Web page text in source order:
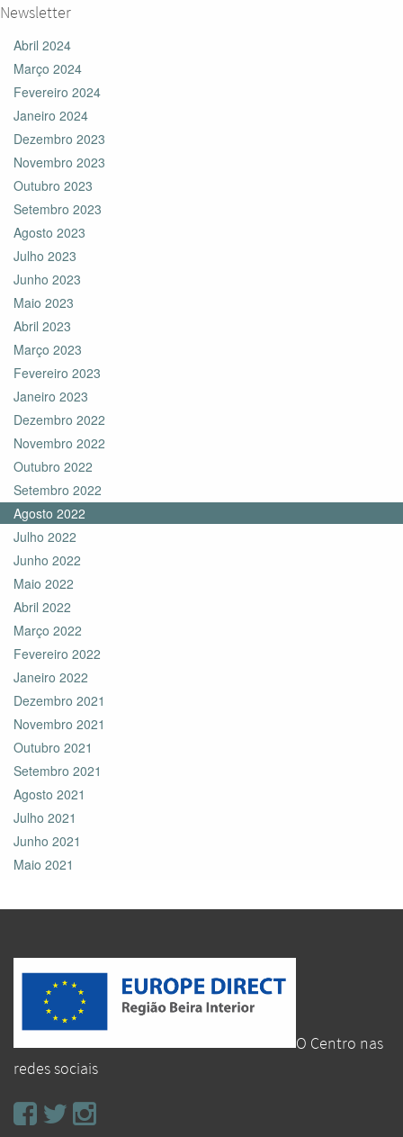
Newsletter
Abril 2024
Março 2024
Fevereiro 2024
Janeiro 2024
Dezembro 2023
Novembro 2023
Outubro 2023
Setembro 2023
Agosto 2023
Julho 2023
Junho 2023
Maio 2023
Abril 2023
Março 2023
Fevereiro 2023
Janeiro 2023
Dezembro 2022
Novembro 2022
Outubro 2022
Setembro 2022
Agosto 2022
Julho 2022
Junho 2022
Maio 2022
Abril 2022
Março 2022
Fevereiro 2022
Janeiro 2022
Dezembro 2021
Novembro 2021
Outubro 2021
Setembro 2021
Agosto 2021
Julho 2021
Junho 2021
Maio 2021
O Centro nas
redes sociais